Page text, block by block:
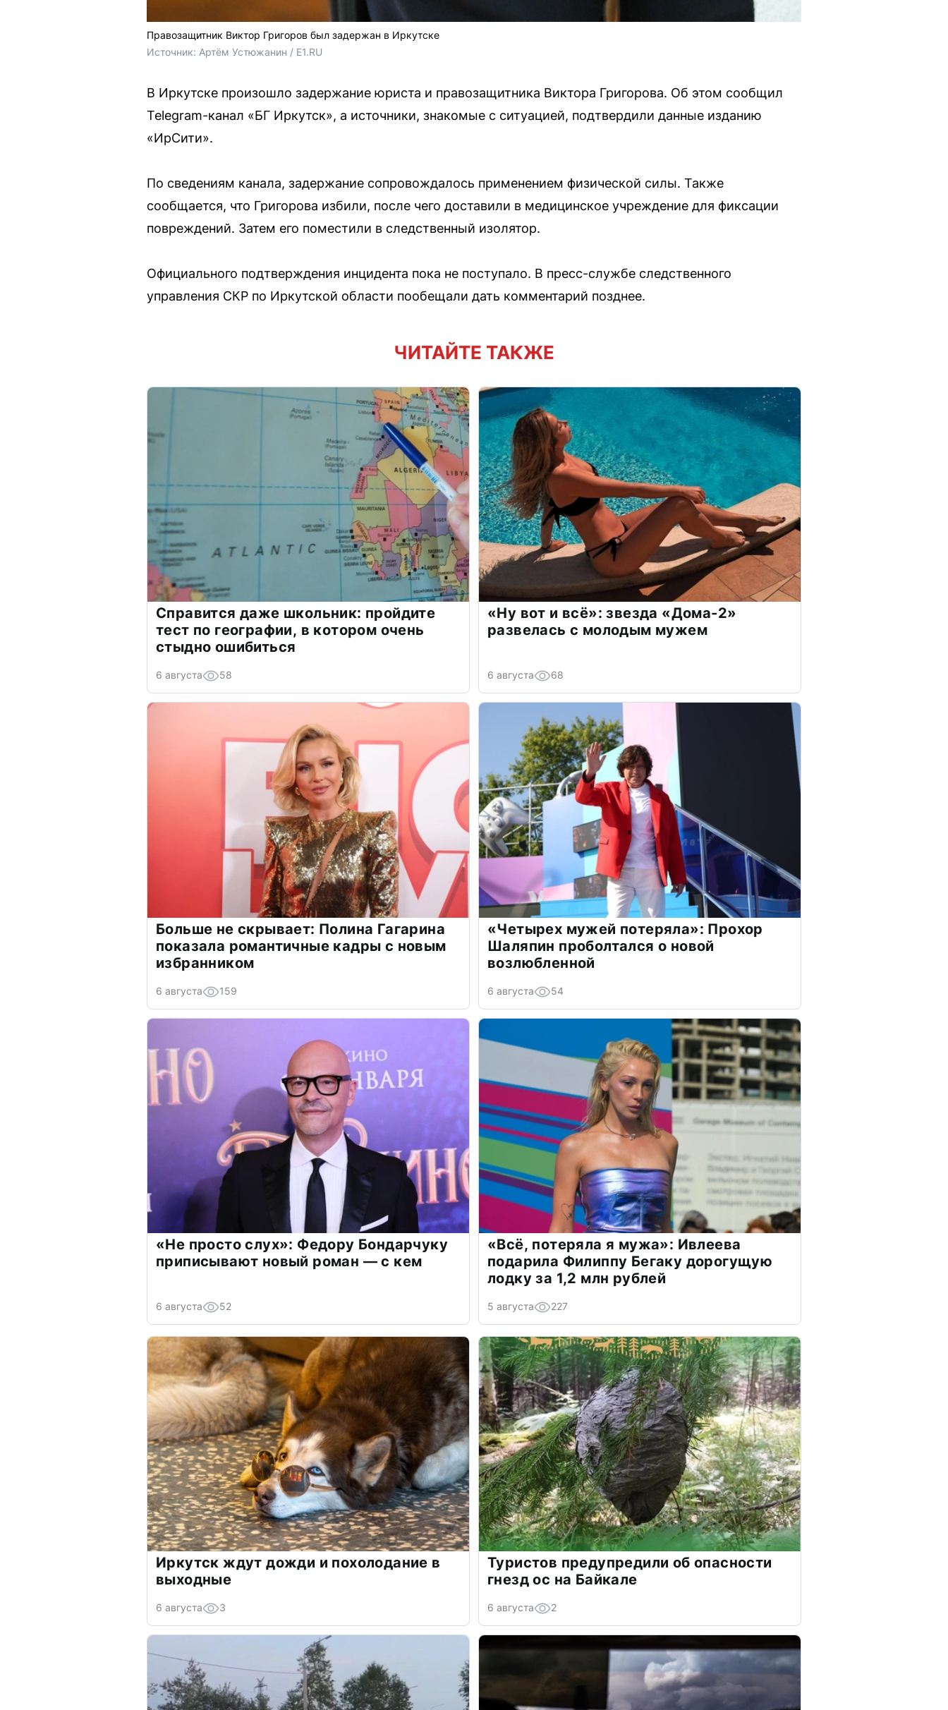
Правозащитник Виктор Григоров был задержан в Иркутске
Источник: Артём Устюжанин / E1.RU
В Иркутске произошло задержание юриста и правозащитника Виктора Григорова. Об этом сообщил
Telegram-канал «БГ Иркутск», а источники, знакомые с ситуацией, подтвердили данные изданию
«ИрСити».
По сведениям канала, задержание сопровождалось применением физической силы. Также
сообщается, что Григорова избили, после чего доставили в медицинское учреждение для фиксации
повреждений. Затем его поместили в следственный изолятор.
Официального подтверждения инцидента пока не поступало. В пресс-службе следственного
управления СКР по Иркутской области пообещали дать комментарий позднее.
ЧИТАЙТЕ ТАКЖЕ
Справится даже школьник: пройдите
тест по географии, в котором очень
стыдно ошибиться
6 августа 58
«Ну вот и всё»: звезда «Дома-2»
развелась с молодым мужем
6 августа 68
Больше не скрывает: Полина Гагарина
показала романтичные кадры с новым
избранником
6 августа 159
«Четырех мужей потеряла»: Прохор
Шаляпин проболтался о новой
возлюбленной
6 августа 54
«Не просто слух»: Федору Бондарчуку
приписывают новый роман — с кем
6 августа 52
«Всё, потеряла я мужа»: Ивлеева
подарила Филиппу Бегаку дорогущую
лодку за 1,2 млн рублей
5 августа 227
Иркутск ждут дожди и похолодание в
выходные
6 августа 3
Туристов предупредили об опасности
гнезд ос на Байкале
6 августа 2